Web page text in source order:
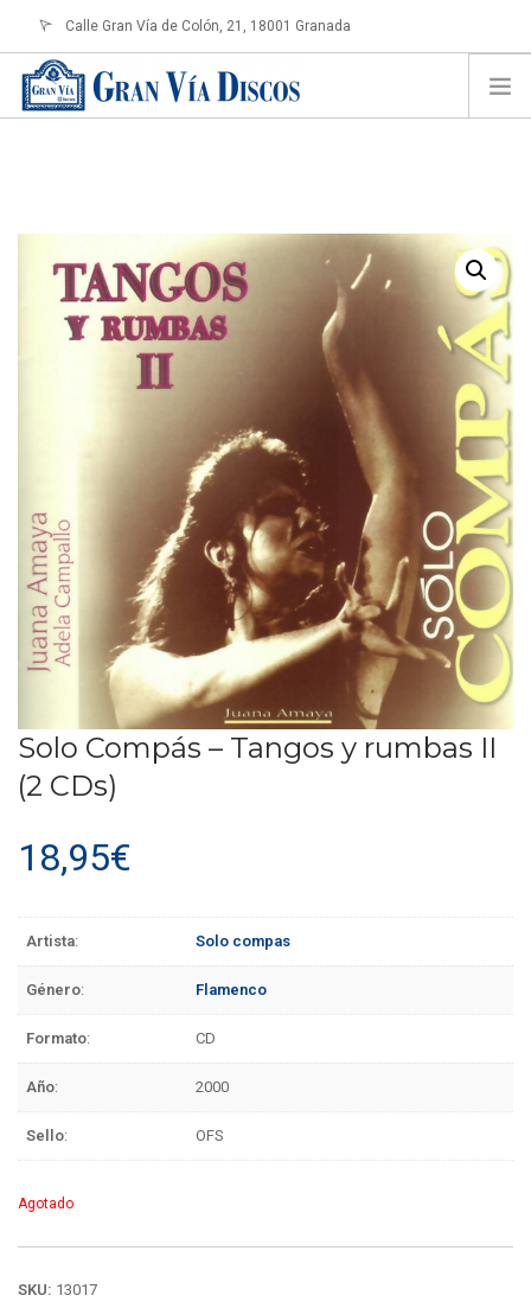
Calle Gran Vía de Colón, 21, 18001 Granada
info@granviadiscos.com
SOBRE NOSOTROS
CONTACTO
SHOPPING CART
Solo Compás – Tangos y rumbas II
(2 CDs)
18,95€
Artista: Solo compas
Género: Flamenco
Formato: CD
Año: 2000
Sello: OFS
Agotado
SKU: 13017